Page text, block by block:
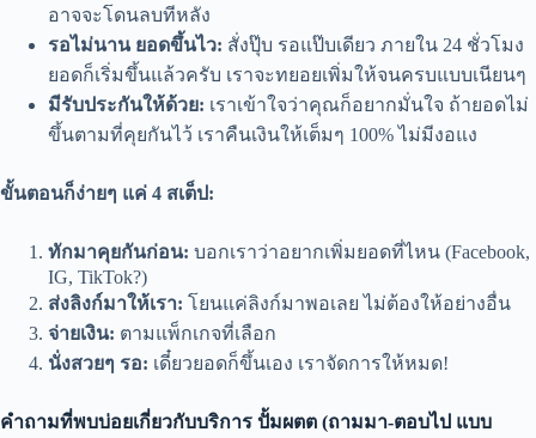
อาจจะโดนลบทีหลัง
รอไม่นาน ยอดขึ้นไว: สั่งปุ๊บ รอแป๊บเดียว ภายใน 24 ชั่วโมง
ยอดก็เริ่มขึ้นแล้วครับ เราจะทยอยเพิ่มให้จนครบแบบเนียนๆ
มีรับประกันให้ด้วย: เราเข้าใจว่าคุณก็อยากมั่นใจ ถ้ายอดไม่
ขึ้นตามที่คุยกันไว้ เราคืนเงินให้เต็มๆ 100% ไม่มีงอแง
ขั้นตอนก็ง่ายๆ แค่ 4 สเต็ป:
ทักมาคุยกันก่อน: บอกเราว่าอยากเพิ่มยอดที่ไหน (Facebook,
IG, TikTok?)
ส่งลิงก์มาให้เรา: โยนแค่ลิงก์มาพอเลย ไม่ต้องให้อย่างอื่น
จ่ายเงิน: ตามแพ็กเกจที่เลือก
นั่งสวยๆ รอ: เดี๋ยวยอดก็ขึ้นเอง เราจัดการให้หมด!
คำถามที่พบบ่อยเกี่ยวกับบริการ ปั้มผตต (ถามมา-ตอบไป แบบ